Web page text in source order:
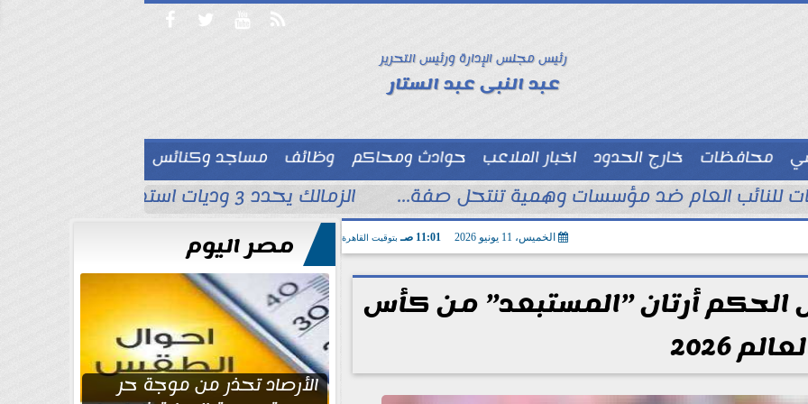
   
رئيس مجلس الإدارة ورئيس التحرير
عبد النبى عبد الستار
محافظات خارج الحدود اخبار الملاعب حوادث ومحاكم وظائف
مساجد وكنائس
توك شو 
الزمالك يحدد 3 وديات استعدادًا للموسم الجديد قبل مواجهة الاتحاد السكندري
الخميس، 11 يونيو 2026 11:01 صـ بتوقيت القاهرة
الحكم أرتان ”المستبعد” من كأس
2026
مصر اليوم
الأرصاد تحذر من موجة حر